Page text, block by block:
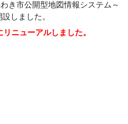
き市公開型地図情報システム～
しました。
ニューアルしました。